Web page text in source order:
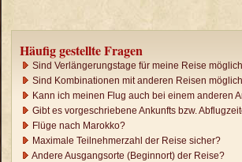
Häufig gestellte Fragen
Sind Verlängerungstage für meine Reise
Sind Kombinationen mit anderen Reisen
Kann ich meinen Flug auch bei einem anderen
Gibt es vorgeschriebene Ankunfts bzw.
Flüge nach Marokko?
Maximale Teilnehmerzahl der Reise sicher?
Andere Ausgangsorte (Beginnort) der Reise?